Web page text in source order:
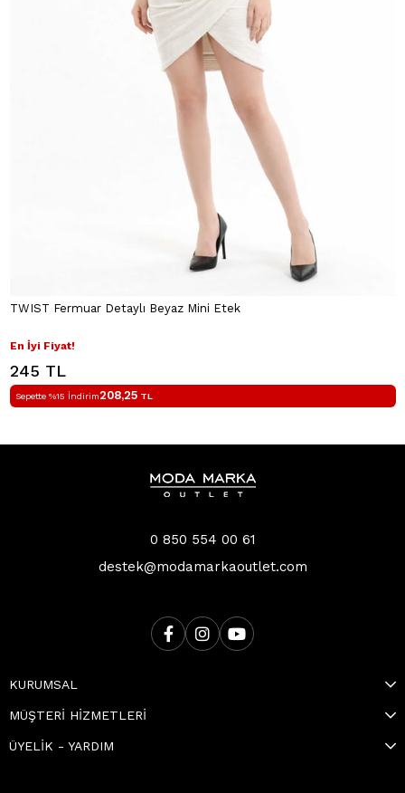
TWIST Fermuar Detaylı Beyaz Mini Etek
En İyi Fiyat!
245 TL
Sepette %15 İndirim208,25 TL
0 850 554 00 61
destek@modamarkaoutlet.com
KURUMSAL
MÜŞTERİ HİZMETLERİ
ÜYELİK - YARDIM